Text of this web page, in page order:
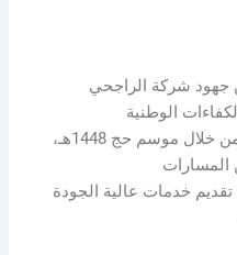
شركة الراجحي
الوطنية
للمشاركة في خدمة ضيوف الرحمن خلال موسم حج 1448هـ،
تقديم خدمات عالية الجودة